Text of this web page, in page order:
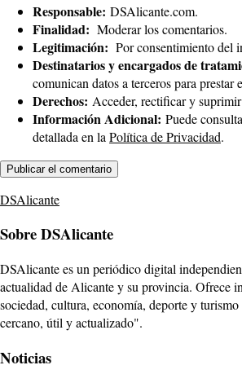
Responsable: DSAlicante.com.
Finalidad: Moderar los comentarios.
Legitimación: Por consentimiento del
Destinatarios y encargados de
comunican datos a terceros para prestar
Derechos: Acceder, rectificar y
Información Adicional: Puede
detallada en la Política de Privacidad.
DSAlicante
Sobre DSAlicante
DSAlicante es un periódico digital
actualidad de Alicante y su provincia. Ofrece
sociedad, cultura, economía, deporte y
cercano, útil y actualizado".
Noticias